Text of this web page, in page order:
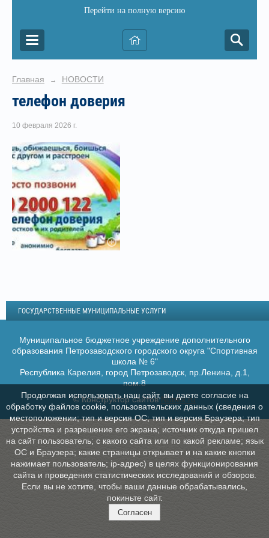
Перейти на полную версию
Главная → НОВОСТИ
телефон доверия
10 февраля 2026 г.
ГОСУДАРСТВЕННЫЕ МУНИЦИПАЛЬНЫЕ УСЛУГИ
Муниципальное бюджетное учреждение дополнительного
образования Петрозаводского городского округа "Спортивная
школа № 6"
Республика Карелия, город Петрозаводск, пр.Ленина, д.1,
пом.8
© Конструктор сайтовNubex.ru
Продолжая использовать наш сайт, вы даете согласие на
обработку файлов cookie, пользовательских данных (сведения о
местоположении; тип и версия ОС; тип и версия Браузера; тип
устройства и разрешение его экрана; источник откуда пришел
на сайт пользователь; с какого сайта или по какой рекламе; язык
ОС и Браузера; какие страницы открывает и на какие кнопки
нажимает пользователь; ip-адрес) в целях функционирования
сайта и проведения статистических исследований и обзоров.
Если вы не хотите, чтобы ваши данные обрабатывались,
покиньте сайт.
Согласен